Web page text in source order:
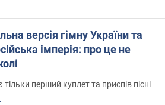
версія гімну України та
імперія: про це не
перший куплет та приспів пісні